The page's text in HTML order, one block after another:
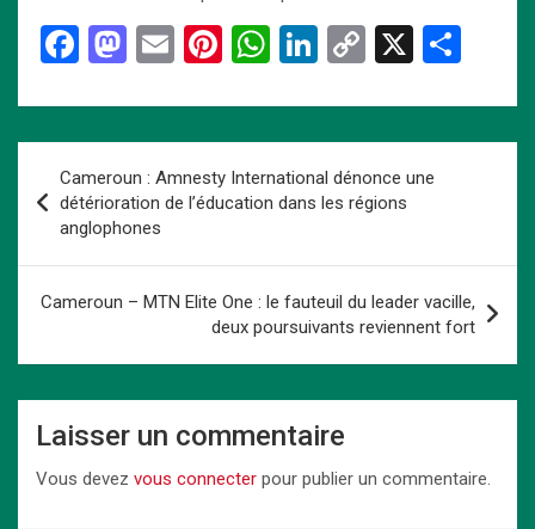
F
ce
o
o
k
M
st
d
o
n
E
ail
Pi
er
es
t
W
at
A
p
Li
ke
dI
n
C
py
n
X
ta
de
l’article
Cameroun : Amnesty International dénonce une
détérioration de l’éducation dans les régions
anglophones
Cameroun – MTN Elite One : le fauteuil du leader vacille,
deux poursuivants reviennent fort
Laisser un commentaire
Vous devez vous connecter pour publier un commentaire.